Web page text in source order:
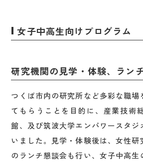
女子中高生向けプログラム
研究機関の見学・体験、ラン
つくば市内の研究所など多彩な職場
てもらうことを目的に、産業技術
館、及び筑波大学エンパワースタジ
いました。見学・体験後は、女性研
のランチ懇談会も行い、女子中高